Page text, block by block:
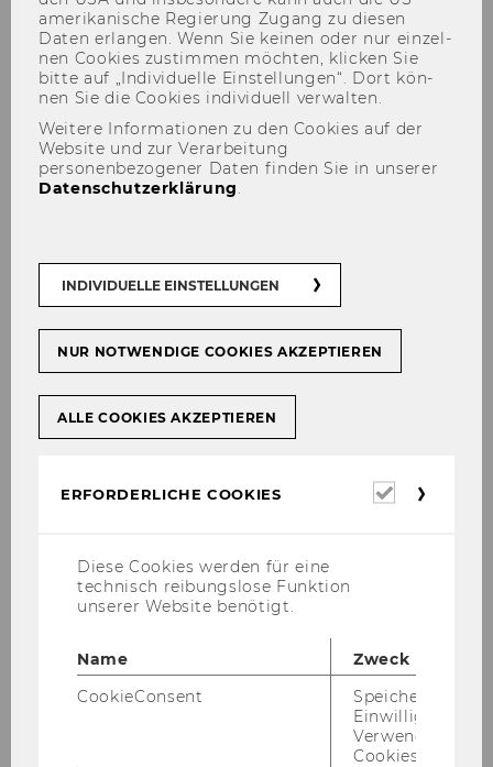
Prof. d'Arcy am
10. März 2025
Work­shop am 15. Auf­sichts­rats­tag
LL.M./MBA (Cerha Hempl Rechts­an­wäl­te
GmbH) lei­te­te Prof. Dr. Anne d'Arcy
shop "Fall­stu­die für bör­sen­no­tier­te Un­ter­neh­
AR 2025
amerikanische Re­gie­rung Zu­gang zu die­sen
Daten er­lan­gen. Wenn Sie kei­nen oder nur ein­zel­
nen Coo­kies zu­stim­men möch­ten, kli­cken Sie
bitte auf „In­di­vi­du­el­le Ein­stel­lun­gen“. Dort kön­
nen Sie die Coo­kies in­di­vi­du­ell ver­wal­ten.
Weitere Informationen zu den Cookies auf der
Website und zur Verarbeitung
personenbezogener Daten finden Sie in unserer
Datenschutzerklärung
INDIVIDUELLE EINSTELLUNGEN
NUR NOTWENDIGE COOKIES AKZEPTIEREN
ALLE COOKIES AKZEPTIEREN
ERFORDERLICHE COOKIES
Diese Cookies werden für eine
technisch reibungslose Funktion
unserer Website benötigt.
Name
Zweck
CookieConsent
Speichert Ihre
Einwilligung zur
Verwendung von
Cookies.